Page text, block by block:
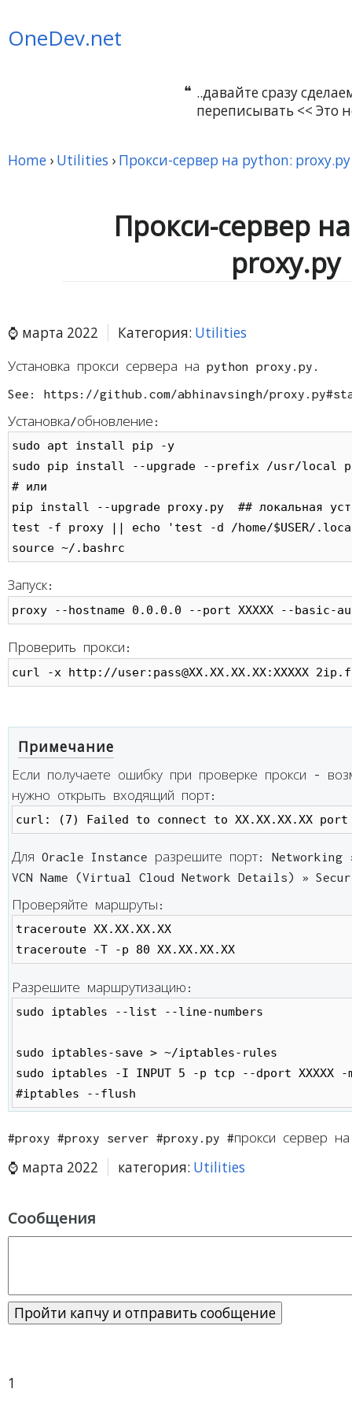
OneDev.net
..давайте сразу
переписывать << Это
Home › Utilities › Прокси-сервер на python: proxy.py
Прокси-сервер
proxy.py
марта 2022 Категория: Utilities
Установка прокси сервера на python proxy.py.
See: https://github.com/abhinavsingh/
Установка/обновление:
sudo apt install pip -y
sudo pip install --upgrade --prefix /usr/local
# или
pip install --upgrade proxy.py  ## локальная
test -f proxy || echo 'test -d /home/$USER/
Запуск:
proxy --hostname 0.0.0.0 --port XXXXX --basic-auth
Проверить прокси:
Примечание
Если получаете ошибку при проверке прокси -
нужно открыть входящий порт:
curl: (7) Failed to connect to XX.XX.XX.XX port
Для Oracle Instance разрешите порт:
VCN Name (Virtual Cloud Network Details) »
Проверяйте маршруты:
traceroute XX.XX.XX.XX
traceroute -T -p 80 XX.XX.XX.XX
Разрешите маршрутизацию:
sudo iptables --list --line-numbers
sudo iptables-save > ~/iptables-rules
sudo iptables -I INPUT 5 -p tcp --dport XXXXX -m
#proxy #proxy server #proxy.py #прокси сервер
марта 2022 категория: Utilities
Сообщения
1